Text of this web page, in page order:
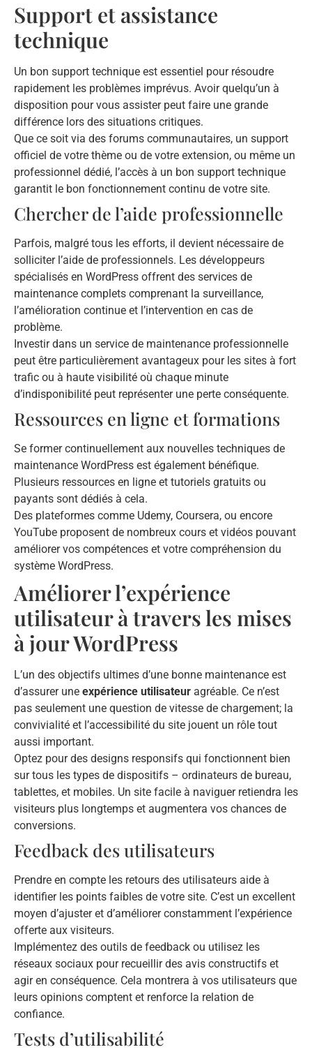
Support et assistance
technique
Un bon support technique est essentiel pour résoudre
rapidement les problèmes imprévus. Avoir quelqu’un à
disposition pour vous assister peut faire une grande
différence lors des situations critiques.
Que ce soit via des forums communautaires, un support
officiel de votre thème ou de votre extension, ou même un
professionnel dédié, l’accès à un bon support technique
garantit le bon fonctionnement continu de votre site.
Chercher de l’aide professionnelle
Parfois, malgré tous les efforts, il devient nécessaire de
solliciter l’aide de professionnels. Les développeurs
spécialisés en WordPress offrent des services de
maintenance complets comprenant la surveillance,
l’amélioration continue et l’intervention en cas de
problème.
Investir dans un service de maintenance professionnelle
peut être particulièrement avantageux pour les sites à fort
trafic ou à haute visibilité où chaque minute
d’indisponibilité peut représenter une perte conséquente.
Ressources en ligne et formations
Se former continuellement aux nouvelles techniques de
maintenance WordPress est également bénéfique.
Plusieurs ressources en ligne et tutoriels gratuits ou
payants sont dédiés à cela.
Des plateformes comme Udemy, Coursera, ou encore
YouTube proposent de nombreux cours et vidéos pouvant
améliorer vos compétences et votre compréhension du
système WordPress.
Améliorer l’expérience
utilisateur à travers les mises
à jour WordPress
L’un des objectifs ultimes d’une bonne maintenance est
d’assurer une expérience utilisateur agréable. Ce n’est
pas seulement une question de vitesse de chargement; la
convivialité et l’accessibilité du site jouent un rôle tout
aussi important.
Optez pour des designs responsifs qui fonctionnent bien
sur tous les types de dispositifs – ordinateurs de bureau,
tablettes, et mobiles. Un site facile à naviguer retiendra les
visiteurs plus longtemps et augmentera vos chances de
conversions.
Feedback des utilisateurs
Prendre en compte les retours des utilisateurs aide à
identifier les points faibles de votre site. C’est un excellent
moyen d’ajuster et d’améliorer constamment l’expérience
offerte aux visiteurs.
Implémentez des outils de feedback ou utilisez les
réseaux sociaux pour recueillir des avis constructifs et
agir en conséquence. Cela montrera à vos utilisateurs que
leurs opinions comptent et renforce la relation de
confiance.
Tests d’utilisabilité